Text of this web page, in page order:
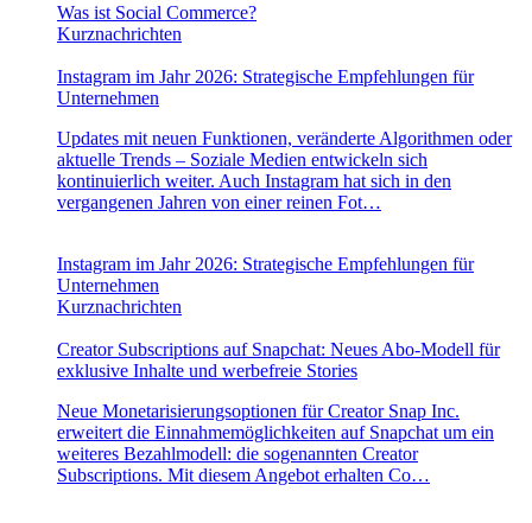
Was ist Social Commerce?
Kurznachrichten
Instagram im Jahr 2026: Strategische Empfehlungen für
Unternehmen
Updates mit neuen Funktionen, veränderte Algorithmen oder
aktuelle Trends – Soziale Medien entwickeln sich
kontinuierlich weiter. Auch Instagram hat sich in den
vergangenen Jahren von einer reinen Fot…
Instagram im Jahr 2026: Strategische Empfehlungen für
Unternehmen
Kurznachrichten
Creator Subscriptions auf Snapchat: Neues Abo-Modell für
exklusive Inhalte und werbefreie Stories
Neue Monetarisierungsoptionen für Creator Snap Inc.
erweitert die Einnahmemöglichkeiten auf Snapchat um ein
weiteres Bezahlmodell: die sogenannten Creator
Subscriptions. Mit diesem Angebot erhalten Co…